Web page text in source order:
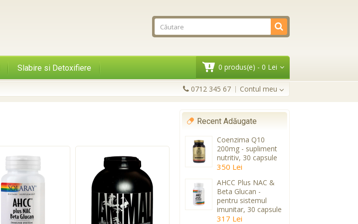
Slabire si Detoxifiere 0 produs(e) - 0 Lei
0712 345 67 Contul meu
Recent Adăugate
Coenzima Q10
200mg - supliment
nutritiv, 30 capsule
350 Lei
AHCC Plus NAC &
Beta Glucan -
pentru sistemul
imunitar, 30 capsule
317 Lei